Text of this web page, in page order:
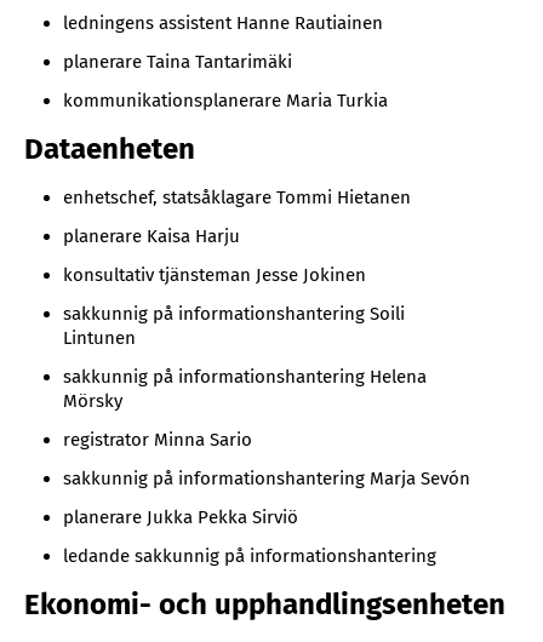
ledningens assistent Hanne Rautiainen
planerare Taina Tantarimäki
kommunikationsplanerare Maria Turkia
Dataenheten
enhetschef, statsåklagare Tommi Hietanen
planerare Kaisa Harju
konsultativ tjänsteman Jesse Jokinen
sakkunnig på informationshantering Soili
Lintunen
sakkunnig på informationshantering Helena
Mörsky
registrator Minna Sario
sakkunnig på informationshantering Marja Sevón
planerare Jukka Pekka Sirviö
ledande sakkunnig på informationshantering
Ekonomi- och upphandlingsenheten